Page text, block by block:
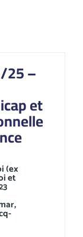
25 –
et
(ex
et